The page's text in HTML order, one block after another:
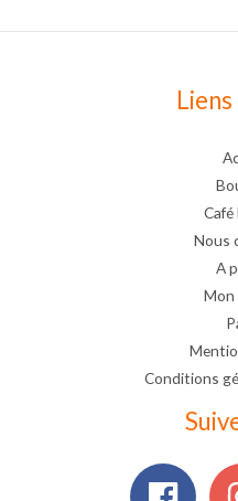
Café
Nous
A
Mon
Conditions